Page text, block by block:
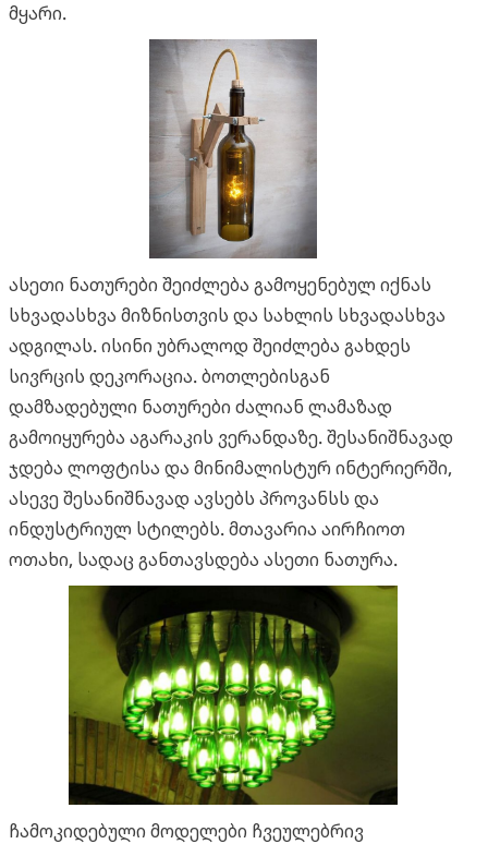
მყარი.
ასეთი ნათურები შეიძლება გამოყენებულ იქნას
სხვადასხვა მიზნისთვის და სახლის სხვადასხვა
ადგილას. ისინი უბრალოდ შეიძლება გახდეს
სივრცის დეკორაცია. ბოთლებისგან
დამზადებული ნათურები ძალიან ლამაზად
გამოიყურება აგარაკის ვერანდაზე. შესანიშნავად
ჯდება ლოფტისა და მინიმალისტურ ინტერიერში,
ასევე შესანიშნავად ავსებს პროვანსს და
ინდუსტრიულ სტილებს. მთავარია აირჩიოთ
ოთახი, სადაც განთავსდება ასეთი ნათურა.
ჩამოკიდებული მოდელები ჩვეულებრივ